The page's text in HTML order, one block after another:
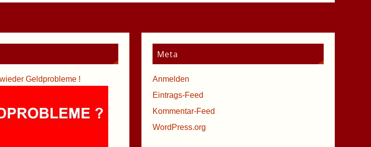
Geldprobleme !
Meta
Anmelden
Eintrags-Feed
Kommentar-Feed
WordPress.org